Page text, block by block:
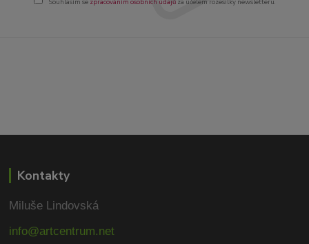
Kontakty
Miluše Lindovská
info@artcentrum.net